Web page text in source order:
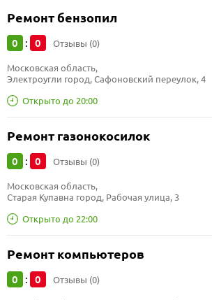
Ремонт бензопил
0 : 0 Отзывы (0)
Открыто до 20:00
Московская область,
Электроугли город, Сафоновский переулок, 4
Ремонт газонокосилок
0 : 0 Отзывы (0)
Открыто до 22:00
Московская область,
Старая Купавна город, Рабочая улица, 3
Ремонт компьютеров
0 : 0 Отзывы (0)